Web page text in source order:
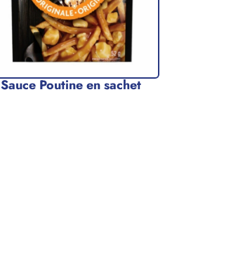
Sauce Poutine en sachet